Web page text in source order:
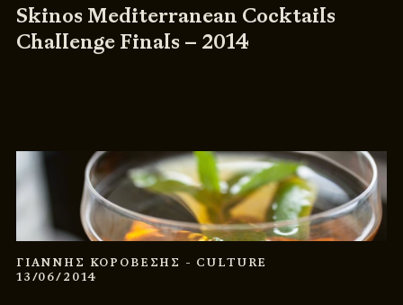
Skinos Mediterranean Cocktails
Challenge Finals – 2014
ΓΙΑΝΝΗΣ ΚΟΡΟΒΕΣΗΣ - CULTURE
13/06/2014